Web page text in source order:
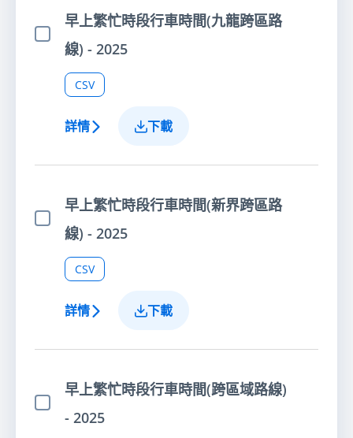
選擇項目
早上繁忙時段行車時間(九龍跨區路
線) - 2025
CSV
詳情 下載
選擇項目
早上繁忙時段行車時間(新界跨區路
線) - 2025
CSV
詳情 下載
選擇項目
早上繁忙時段行車時間(跨區域路線)
- 2025